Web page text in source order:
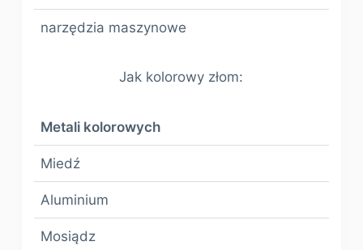
narzędzia maszynowe
Jak kolorowy złom:
Metali kolorowych
Miedź
Aluminium
Mosiądz